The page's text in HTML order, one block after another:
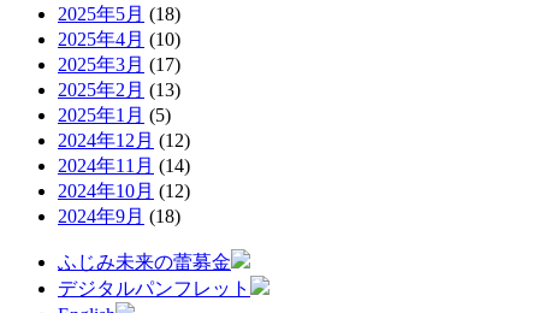
2025年5月 (18)
2025年4月 (10)
2025年3月 (17)
2025年2月 (13)
2025年1月 (5)
2024年12月 (12)
2024年11月 (14)
2024年10月 (12)
2024年9月 (18)
ふじみ未来の蕾募金
デジタルパンフレット